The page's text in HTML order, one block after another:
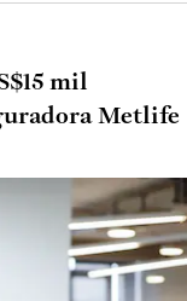
mil
Metlife